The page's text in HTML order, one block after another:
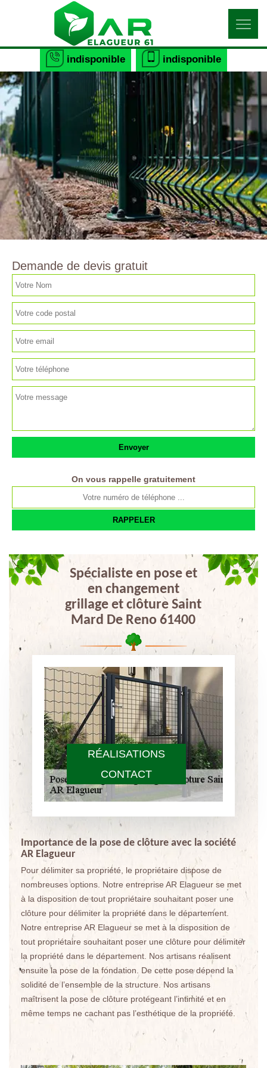
indisponible indisponible
RÉALISATIONS
CONTACT
Demande de devis gratuit
On vous rappelle gratuitement
Spécialiste en pose et
en changement
grillage et clôture Saint
Mard De Reno 61400
Importance de la pose de clôture avec la société
AR Elagueur
Pour délimiter sa propriété, le propriétaire dispose de
nombreuses options. Notre entreprise AR Elagueur se met
à la disposition de tout propriétaire souhaitant poser une
clôture pour délimiter la propriété dans le département.
Notre entreprise AR Elagueur se met à la disposition de
tout propriétaire souhaitant poser une clôture pour délimiter
la propriété dans le département. Nos artisans réalisent
ensuite la pose de la fondation. De cette pose dépend la
solidité de l’ensemble de la structure. Nos artisans
maîtrisent la pose de clôture protégeant l’intimité et en
même temps ne cachant pas l’esthétique de la propriété.